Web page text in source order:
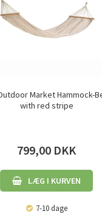
Market Hammock-
with red stripe
799,00 DKK
LÆG I KURVEN
7-10 dage